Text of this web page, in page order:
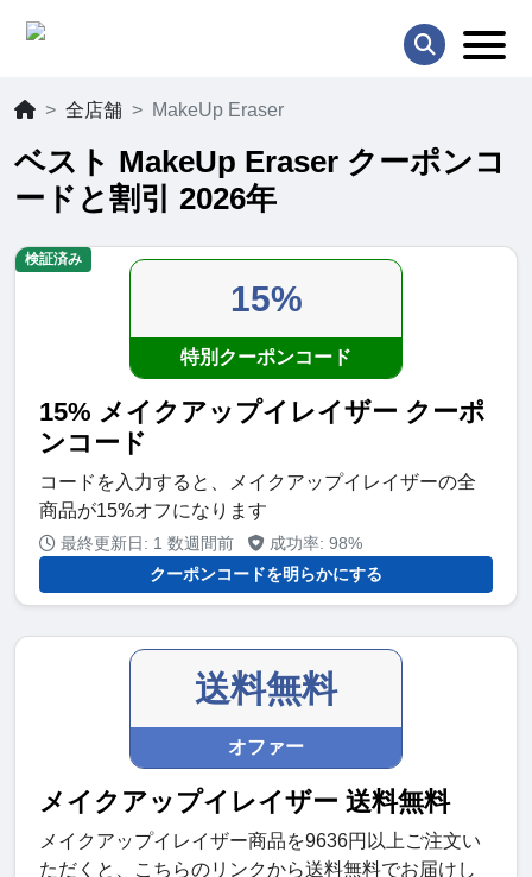
全店舗 MakeUp Eraser
ベスト MakeUp Eraser クーポンコ
ードと割引 2026年
15%
特別クーポンコード
15% メイクアップイレイザー クーポ
ンコード
コードを入力すると、メイクアップイレイザーの全
商品が15%オフになります
最終更新日: 1 数週間前
成功率: 98%
クーポンコードを明らかにする
検証済み
送料無料
オファー
メイクアップイレイザー 送料無料
メイクアップイレイザー商品を9636円以上ご注文い
ただくと、こちらのリンクから送料無料でお届けし